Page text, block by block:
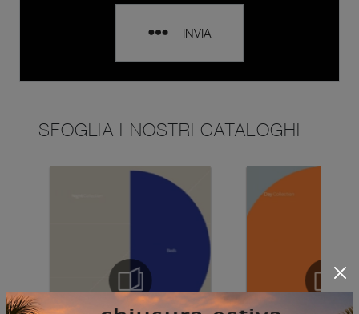
INVIA
SFOGLIA I NOSTRI CATALOGHI